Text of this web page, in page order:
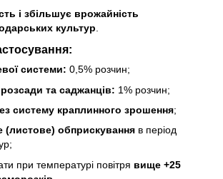
і збільшує врожайність
культур
системи: 0,5% розчин;
та саджанців: 1% розчин;
систему краплинного зрошення;
(листове) обприскування в період
при температурі повітря вище +25